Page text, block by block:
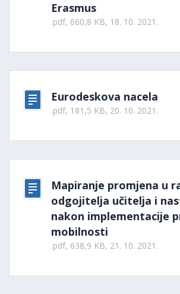
Erasmus
.pdf, 660,8 KB, 18. 10. 2021.
Eurodeskova nacela
.pdf, 181,5 KB, 20. 10. 2021.
Mapiranje promjena u
odgojitelja učitelja i
nakon implementacije
mobilnosti
.pdf, 638,9 KB, 21. 10. 2021.